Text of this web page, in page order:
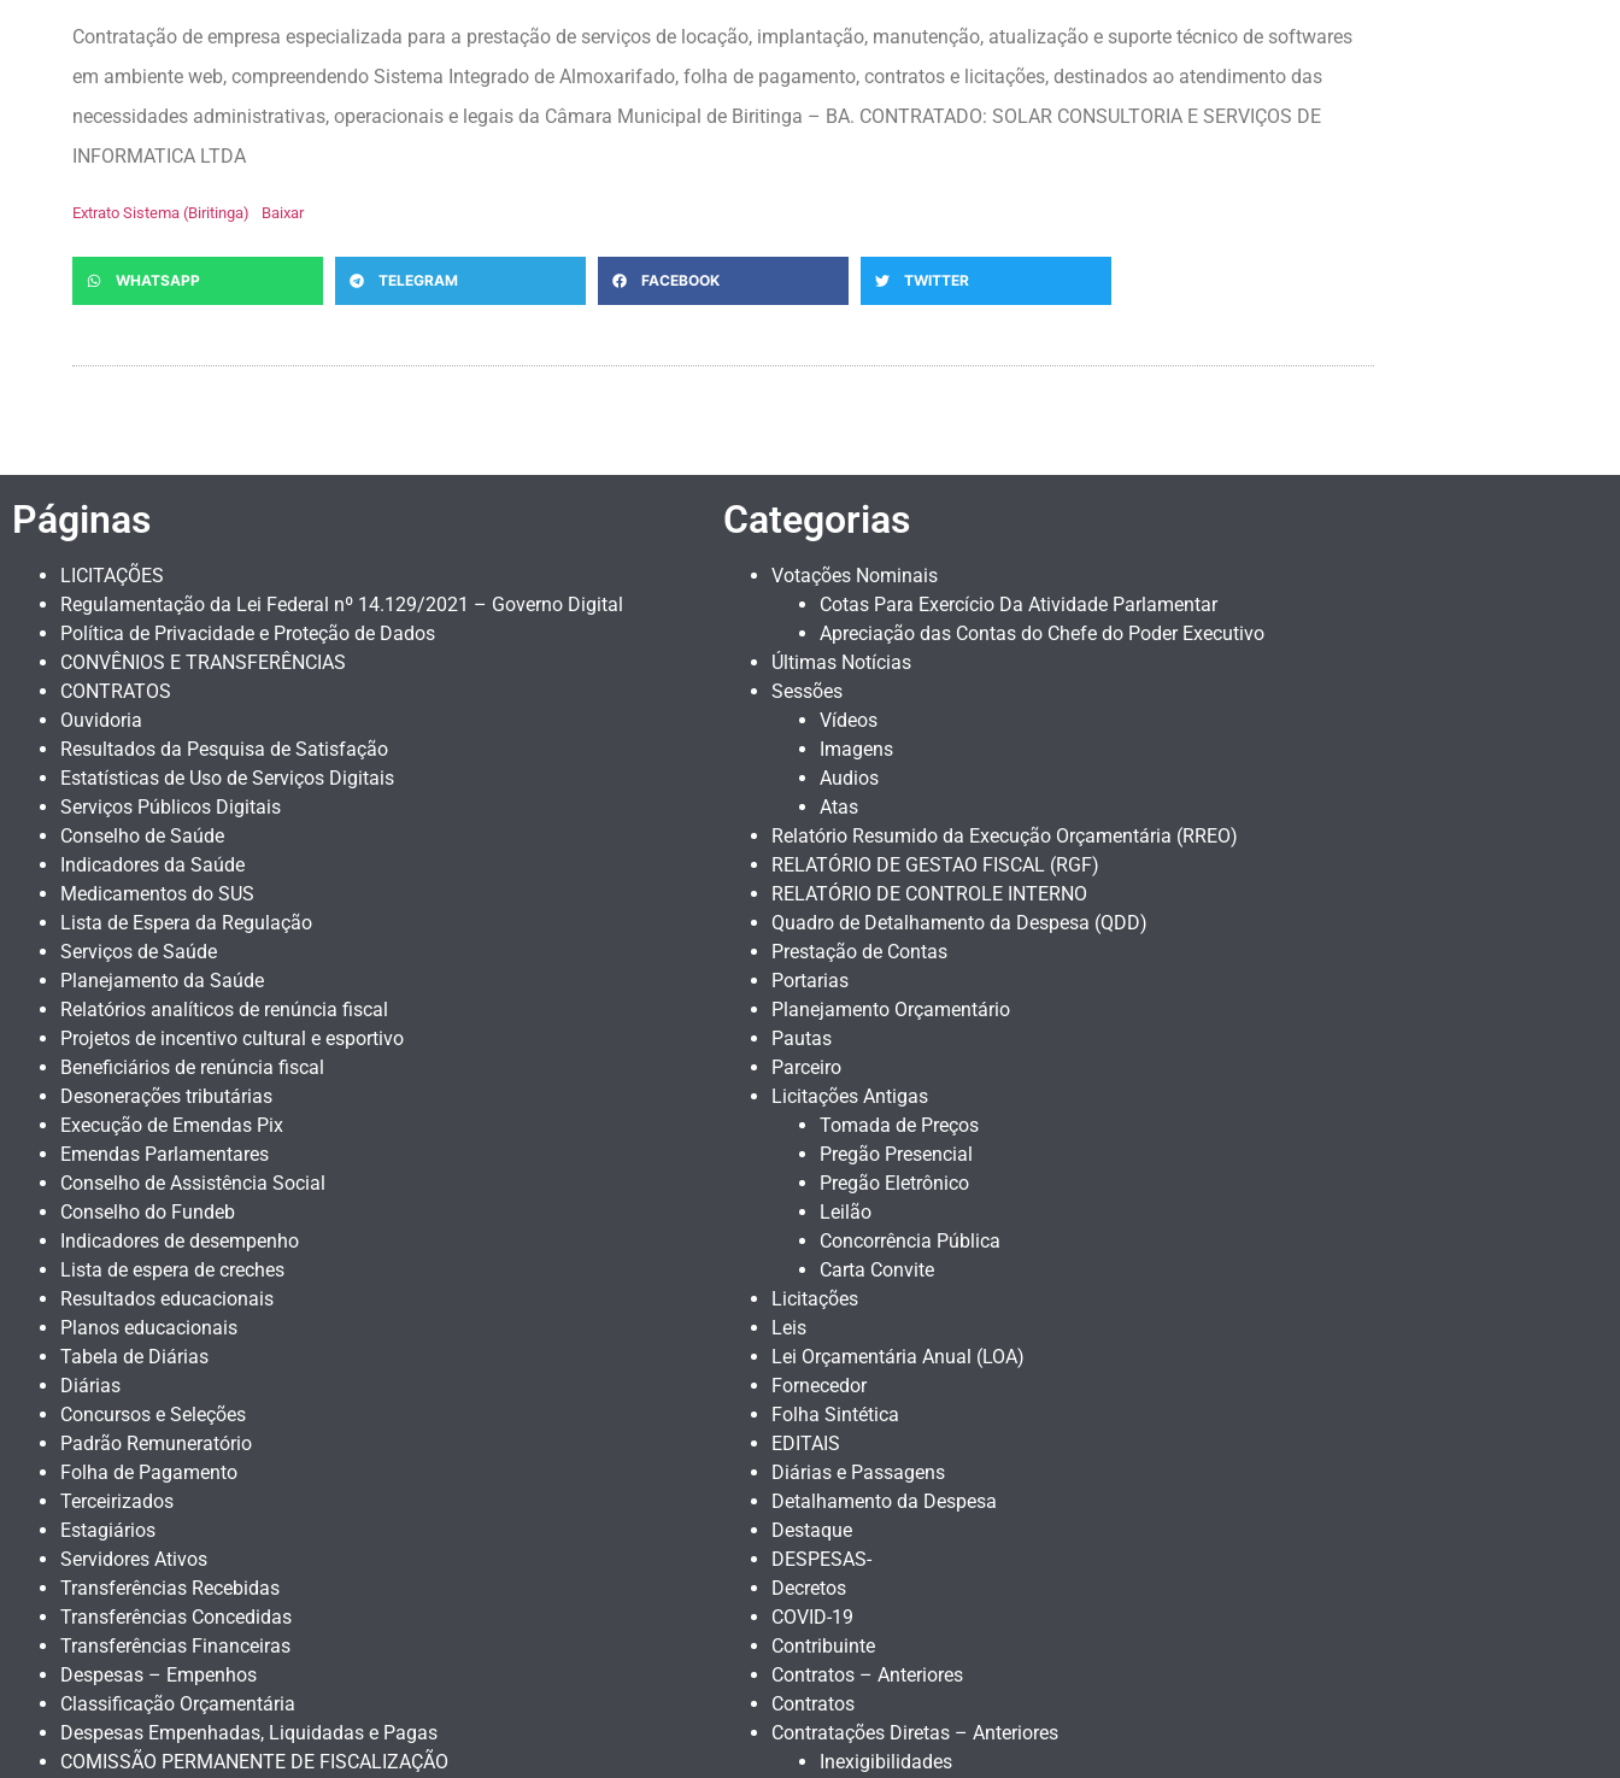
Contratação de empresa especializada para a prestação de serviços de locação, implantação, manutenção, atualização e suporte técnico de softwares
em ambiente web, compreendendo Sistema Integrado de Almoxarifado, folha de pagamento, contratos e licitações, destinados ao atendimento das
necessidades administrativas, operacionais e legais da Câmara Municipal de Biritinga – BA. CONTRATADO: SOLAR CONSULTORIA E SERVIÇOS DE
INFORMATICA LTDA
Extrato Sistema (Biritinga) Baixar
WHATSAPP TELEGRAM FACEBOOK TWITTER
Páginas
LICITAÇÕES
Regulamentação da Lei Federal nº 14.129/2021 – Governo Digital
Política de Privacidade e Proteção de Dados
CONVÊNIOS E TRANSFERÊNCIAS
CONTRATOS
Ouvidoria
Resultados da Pesquisa de Satisfação
Estatísticas de Uso de Serviços Digitais
Serviços Públicos Digitais
Conselho de Saúde
Indicadores da Saúde
Medicamentos do SUS
Lista de Espera da Regulação
Serviços de Saúde
Planejamento da Saúde
Relatórios analíticos de renúncia fiscal
Projetos de incentivo cultural e esportivo
Beneficiários de renúncia fiscal
Desonerações tributárias
Execução de Emendas Pix
Emendas Parlamentares
Conselho de Assistência Social
Conselho do Fundeb
Indicadores de desempenho
Lista de espera de creches
Resultados educacionais
Planos educacionais
Tabela de Diárias
Diárias
Concursos e Seleções
Padrão Remuneratório
Folha de Pagamento
Terceirizados
Estagiários
Servidores Ativos
Transferências Recebidas
Transferências Concedidas
Transferências Financeiras
Despesas – Empenhos
Classificação Orçamentária
Despesas Empenhadas, Liquidadas e Pagas
COMISSÃO PERMANENTE DE FISCALIZAÇÃO
Categorias
Votações Nominais
Cotas Para Exercício Da Atividade Parlamentar
Apreciação das Contas do Chefe do Poder Executivo
Últimas Notícias
Sessões
Vídeos
Imagens
Audios
Atas
Relatório Resumido da Execução Orçamentária (RREO)
RELATÓRIO DE GESTAO FISCAL (RGF)
RELATÓRIO DE CONTROLE INTERNO
Quadro de Detalhamento da Despesa (QDD)
Prestação de Contas
Portarias
Planejamento Orçamentário
Pautas
Parceiro
Licitações Antigas
Tomada de Preços
Pregão Presencial
Pregão Eletrônico
Leilão
Concorrência Pública
Carta Convite
Licitações
Leis
Lei Orçamentária Anual (LOA)
Fornecedor
Folha Sintética
EDITAIS
Diárias e Passagens
Detalhamento da Despesa
Destaque
DESPESAS-
Decretos
COVID-19
Contribuinte
Contratos – Anteriores
Contratos
Contratações Diretas – Anteriores
Inexigibilidades